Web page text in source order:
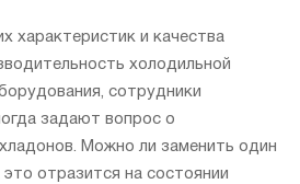
характеристик и качества
холодильной
сотрудники
задают вопрос о
Можно ли заменить один
отразится на состоянии